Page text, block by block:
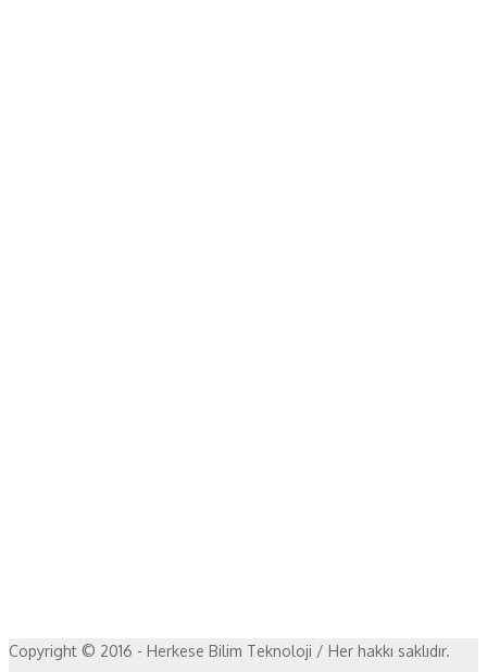
Copyright © 2016 - Herkese Bilim Teknoloji / Her hakkı saklıdır.